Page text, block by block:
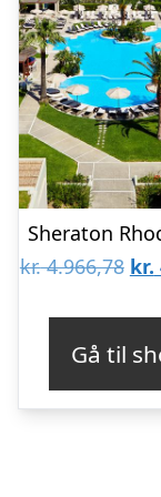
kr.4.966,78
kr.
kr.
Gå til